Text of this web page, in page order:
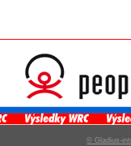
© Gladius-